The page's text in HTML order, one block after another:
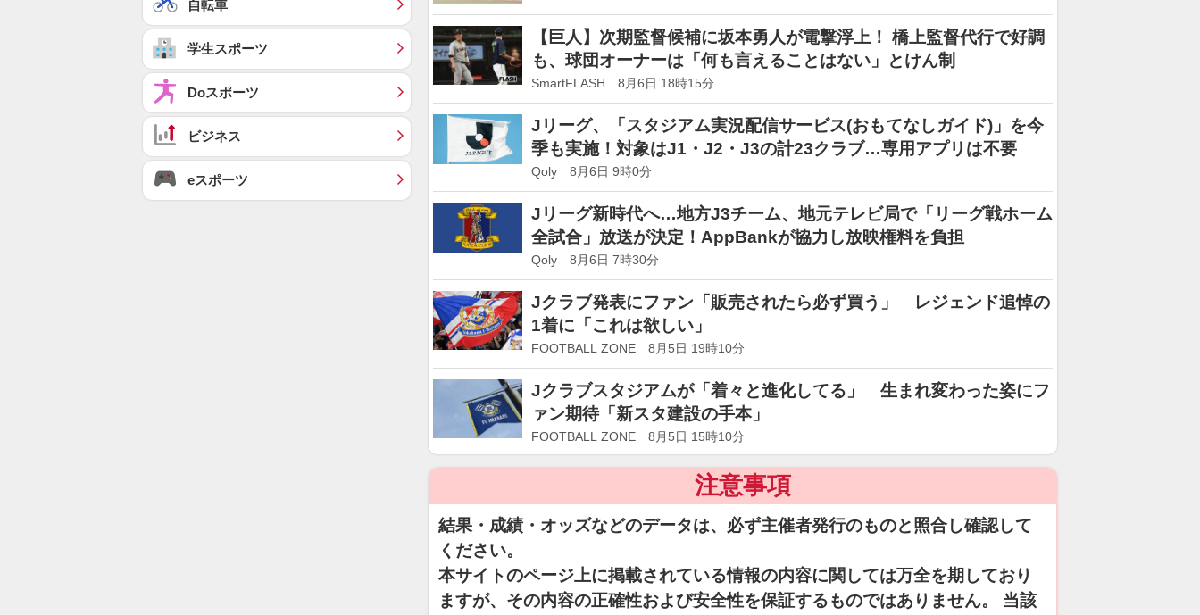
【巨人】次期監督候補に坂本勇人が電撃浮上！ 橋上監督代行で好調
も、球団オーナーは「何も言えることはない」とけん制
SmartFLASH 8月6日 18時15分
Jリーグ、「スタジアム実況配信サービス(おもてなしガイド)」を今
季も実施！対象はJ1・J2・J3の計23クラブ…専用アプリは不要
Qoly 8月6日 9時0分
Jリーグ新時代へ…地方J3チーム、地元テレビ局で「リーグ戦ホーム
全試合」放送が決定！AppBankが協力し放映権料を負担
Qoly 8月6日 7時30分
Jクラブ発表にファン「販売されたら必ず買う」 レジェンド追悼の
1着に「これは欲しい」
FOOTBALL ZONE 8月5日 19時10分
Jクラブスタジアムが「着々と進化してる」 生まれ変わった姿にフ
ァン期待「新スタ建設の手本」
FOOTBALL ZONE 8月5日 15時10分
注意事項
結果・成績・オッズなどのデータは、必ず主催者発行のものと照合し確認して
ください。
本サイトのページ上に掲載されている情報の内容に関しては万全を期しており
ますが、その内容の正確性および安全性を保証するものではありません。 当該
自転車
学生スポーツ
Doスポーツ
ビジネス
eスポーツ